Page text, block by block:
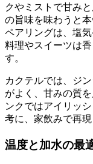
クやミストで甘み
の旨味を味わうと本
ペアリングは、塩
料理やスイーツは
す。
カクテルでは、ジ
がよく、甘みの質
ンクではアイリッ
考に、家飲みで再現
温度と加水の最